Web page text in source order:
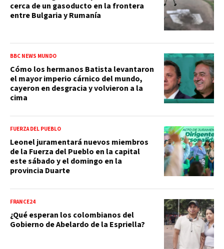
cerca de un gasoducto en la frontera
entre Bulgaria y Rumanía
BBC NEWS MUNDO
Cómo los hermanos Batista levantaron
el mayor imperio cárnico del mundo,
cayeron en desgracia y volvieron a la
cima
FUERZA DEL PUEBLO
Leonel juramentará nuevos miembros
de la Fuerza del Pueblo en la capital
este sábado y el domingo en la
provincia Duarte
FRANCE24
¿Qué esperan los colombianos del
Gobierno de Abelardo de la Espriella?